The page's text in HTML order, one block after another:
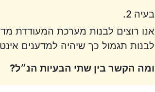
בעיה 2.
אנו רוצים לבנות מערכת המעודדת
לבנות תגמול כך שיהיה למדענים
ומה הקשר בין שתי הבעיות הנ״ל?